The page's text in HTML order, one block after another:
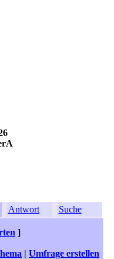
Antwort
Suche
]
| Umfrage erstellen